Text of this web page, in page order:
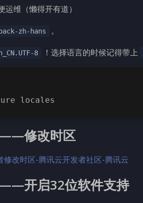
维（懒得开有道）
zh-hans
。
8 ！选择语言的时候记得带上
locales
修改时区
改时区-腾讯云开发者社区-腾讯云
开启32位软件支持